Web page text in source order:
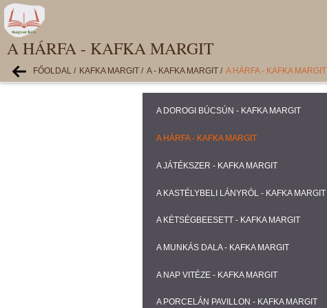
A HÁRFA - KAFKA MARGIT
FŐOLDAL / KAFKA MARGIT / A - KAFKA MARGIT / A HÁRFA - KAFKA MARGIT
A DOROGI BÚCSÚN - KAFKA MARGIT
A HÁRFA - KAFKA MARGIT
A JÁTÉKSZER - KAFKA MARGIT
A KASTÉLYBELI LÁNYRÓL - KAFKA MARGIT
A KÉTSÉGBEESETT - KAFKA MARGIT
A MUNKÁS DALA - KAFKA MARGIT
A NAP VITÉZE - KAFKA MARGIT
A PORCELÁN PAVILLON - KAFKA MARGIT